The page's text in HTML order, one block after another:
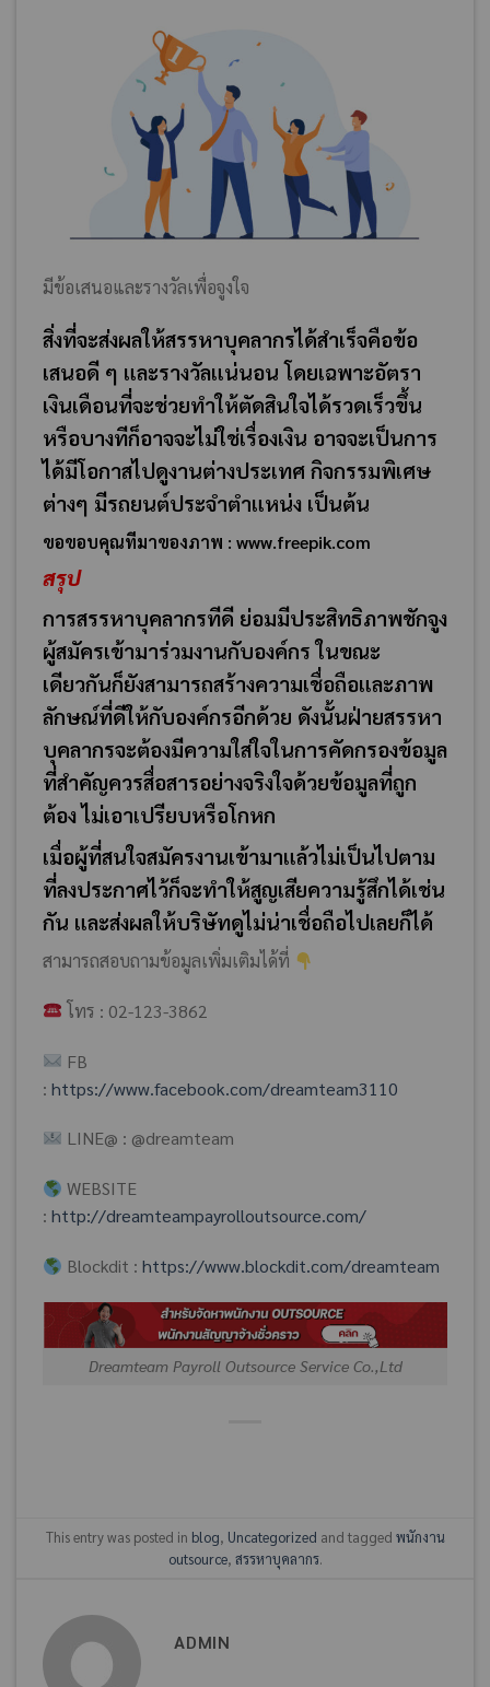
มีข้อเสนอและรางวัลเพื่อจูงใจ
สิ่งที่จะส่งผลให้สรรหาบุคลากรได้สำเร็จคือข้อ
เสนอดี ๆ และรางวัลแน่นอน โดยเฉพาะอัตรา
เงินเดือนที่จะช่วยทำให้ตัดสินใจได้รวดเร็วขึ้น
หรือบางทีก็อาจจะไม่ใช่เรื่องเงิน อาจจะเป็นการ
ได้มีโอกาสไปดูงานต่างประเทศ กิจกรรมพิเศษ
ต่างๆ มีรถยนต์ประจำตำแหน่ง เป็นต้น
ขอขอบคุณทีมาของภาพ : www.freepik.com
สรุป
การสรรหาบุคลากรทีดี ย่อมมีประสิทธิภาพชักจูง
ผู้สมัครเข้ามาร่วมงานกับองค์กร ในขณะ
เดียวกันก็ยังสามารถสร้างความเชื่อถือและภาพ
ลักษณ์ที่ดีให้กับองค์กรอีกด้วย ดังนั้นฝ่ายสรรหา
บุคลากรจะต้องมีความใส่ใจในการคัดกรองข้อมูล
ที่สำคัญควรสื่อสารอย่างจริงใจด้วยข้อมูลที่ถูก
ต้อง ไม่เอาเปรียบหรือโกหก
เมื่อผู้ที่สนใจสมัครงานเข้ามาแล้วไม่เป็นไปตาม
ที่ลงประกาศไว้ก็จะทำให้สูญเสียความรู้สึกได้เช่น
กัน และส่งผลให้บริษัทดูไม่น่าเชื่อถือไปเลยก็ได้
สามารถสอบถามข้อมูลเพิ่มเติมได้ที่
โทร : 02-123-3862
FB
: https://www.facebook.com/dreamteam3110
LINE@ : @dreamteam
WEBSITE
: http://dreamteampayrolloutsource.com/
Blockdit :https://www.blockdit.com/dreamteam
Dreamteam Payroll Outsource Service Co.,Ltd
This entry was posted in blog, Uncategorized and tagged พนักงาน
outsource, สรรหาบุคลากร.
ADMIN